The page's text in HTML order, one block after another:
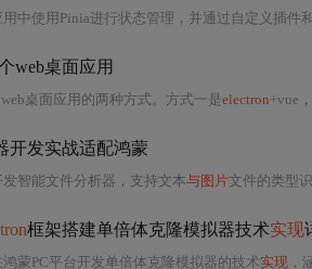
用中使用Pinia进行状态管理，并通过自定义插件
web桌面应用
桌面应用的两种方式。方式一是electron+vue
开发实战适配鸿蒙
发智能文件分析器，支持文本与图片文件的类型识别及详细信息
框架搭建单倍体克隆模拟器技术实现
蒙PC平台开发单倍体克隆模拟器的技术实现 ，